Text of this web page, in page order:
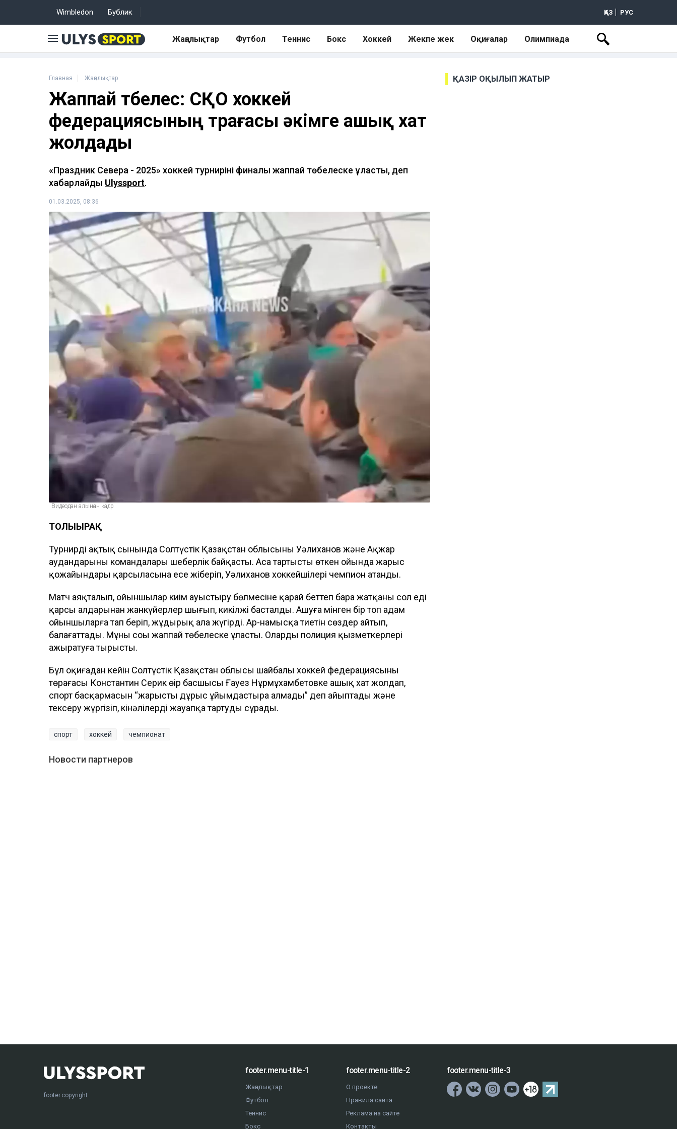
Wimbledon Бублик ҚАЗ РУС
Жаңалықтар Футбол Теннис Бокс Хоккей Жекпе жек Оқиғалар Олимпиада
Главная Жаңалықтар
Жаппай төбелес: СҚО хоккей
федерациясының төрағасы әкімге ашық хат
жолдады
«Праздник Севера - 2025» хоккей турнирінің финалы жаппай төбелеске ұласты, деп
хабарлайды Ulyssport.
01.03.2025, 08:36
Видеодан алынған кадр
ТОЛЫҒЫРАҚ
Турнирдің ақтық сынында Солтүстік Қазақстан облысының Уәлиханов және Ақжар
аудандарының командалары шеберлік байқасты. Аса тартысты өткен ойында жарыс
қожайындары қарсыласына есе жіберіп, Уәлиханов хоккейшілері чемпион атанды.
Матч аяқталып, ойыншылар киім ауыстыру бөлмесіне қарай беттеп бара жатқаны сол еді
қарсы алдарынан жанкүйерлер шығып, кикілжің басталды. Ашуға мінген бір топ адам
ойыншыларға тап беріп, жұдырық ала жүгірді. Ар-намысқа тиетін сөздер айтып,
балағаттады. Мұның соңы жаппай төбелеске ұласты. Оларды полиция қызметкерлері
ажыратуға тырысты.
Бұл оқиғадан кейін Солтүстік Қазақстан облысы шайбалы хоккей федерациясының
төрағасы Константин Серик өңір басшысы Ғауез Нұрмұхамбетовке ашық хат жолдап,
спорт басқармасын “жарысты дұрыс ұйымдастыра алмады” деп айыптады және
тексеру жүргізіп, кінәлілерді жауапқа тартуды сұрады.
спорт хоккей чемпионат
Новости партнеров
ҚАЗІР ОҚЫЛЫП ЖАТЫР
footer.copyright
footer.menu-title-1
Жаңалықтар
Футбол
Теннис
Бокс
footer.menu-title-2
О проекте
Правила сайта
Реклама на сайте
Контакты
footer.menu-title-3